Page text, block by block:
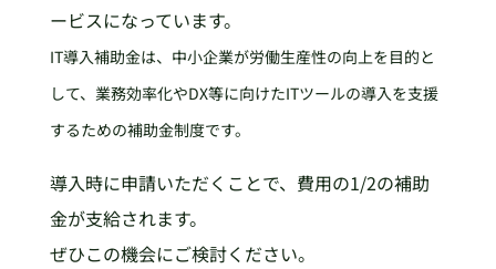
ービスになっています。
IT導入補助金は、中小企業が労働生産性の向上を目的と
して、業務効率化やDX等に向けたITツールの導入を支援
するための補助金制度です。
導入時に申請いただくことで、費用の1/2の補助
金が支給されます。
ぜひこの機会にご検討ください。